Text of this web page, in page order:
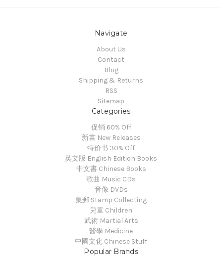
Navigate
About Us
Contact
Blog
Shipping & Returns
RSS
Sitemap
Categories
促销 60% Off
新書 New Releases
特价书 30% Off
英文版 English Edition Books
中文書 Chinese Books
歌曲 Music CDs
音像 DVDs
集郵 Stamp Collecting
兒童 Children
武術 Martial Arts
醫學 Medicine
中國文化 Chinese Stuff
Popular Brands